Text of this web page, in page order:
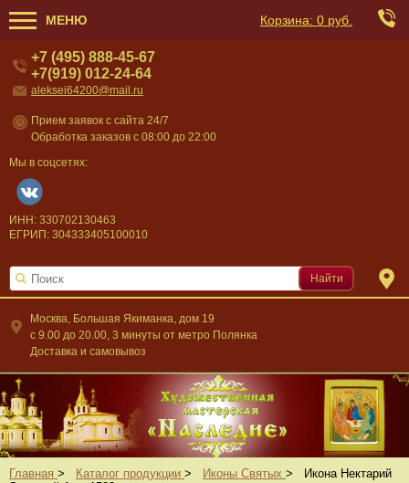
МЕНЮ Корзина: 0 руб.
Москва, Большая Якиманка, дом 19
c 9.00 до 20.00, 3 минуты от метро Полянка
Доставка и самовывоз
+7 (495) 888-45-67
+7(919) 012-24-64
aleksei64200@mail.ru
Прием заявок с сайта 24/7
Обработка заказов с 08:00 до 22:00
Мы в соцсетях:
ИНН: 330702130463
ЕГРИП: 304333405100010
Найти
Главная > Каталог продукции > Иконы Святых >
Икона Нектарий